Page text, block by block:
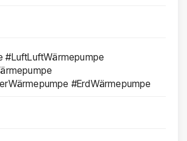
#LuftLuftWärmepumpe
#ErdWärmepumpe